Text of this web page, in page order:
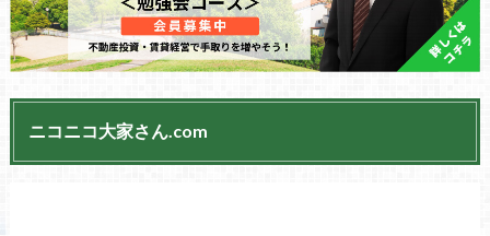
ニコニコ大家さん.com